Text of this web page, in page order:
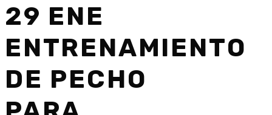
29 ENE
ENTRENAMIENTO
DE PECHO